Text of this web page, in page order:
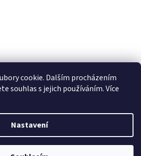
cookie. Dalším procházením
souhlas s jejich používáním. Více
Nastavení
| Zdravé a čerstvé BIO potraviny.